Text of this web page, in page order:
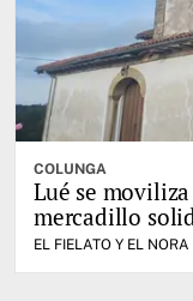
COLUNGA
Lué se
mercadillo
EL FIELATO Y EL NORA